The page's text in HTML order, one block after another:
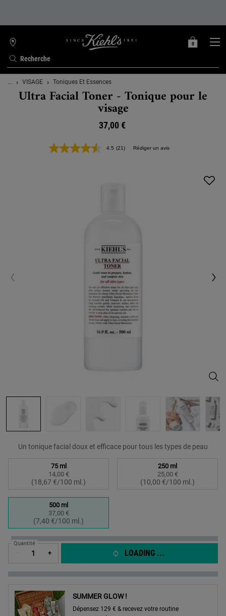
Recherche
TROUVER
UNE
BOUTIQUE
MON
0
0 PRODUIT
Contenu principal
... VISAGE Toniques Et Essences
Ultra Facial Toner - Tonique pour le
visage
37,00 €
4.5 Lire
(21) Rédiger un avis
Un tonique facial doux et efficace pour tous les types de peau
Selected
75 ml
14,00 €
(18,67 €/100 ml.)
, 1 of 3 Selected
250 ml
25,00 €
(10,00 €/100 ml.)
, 2 of 3
Selected
500 ml
37,00 €
(7,40 €/100 ml.)
, 3 of 3
Quantité
+ LOADING ...
SUMMER GLOW !
Dépensez 129 € & recevez votre routine